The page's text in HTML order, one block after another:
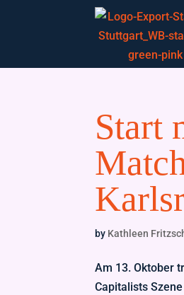
Start
by Kathleen
Am 13. Oktober
Capitalists